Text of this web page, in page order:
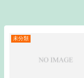
未分類